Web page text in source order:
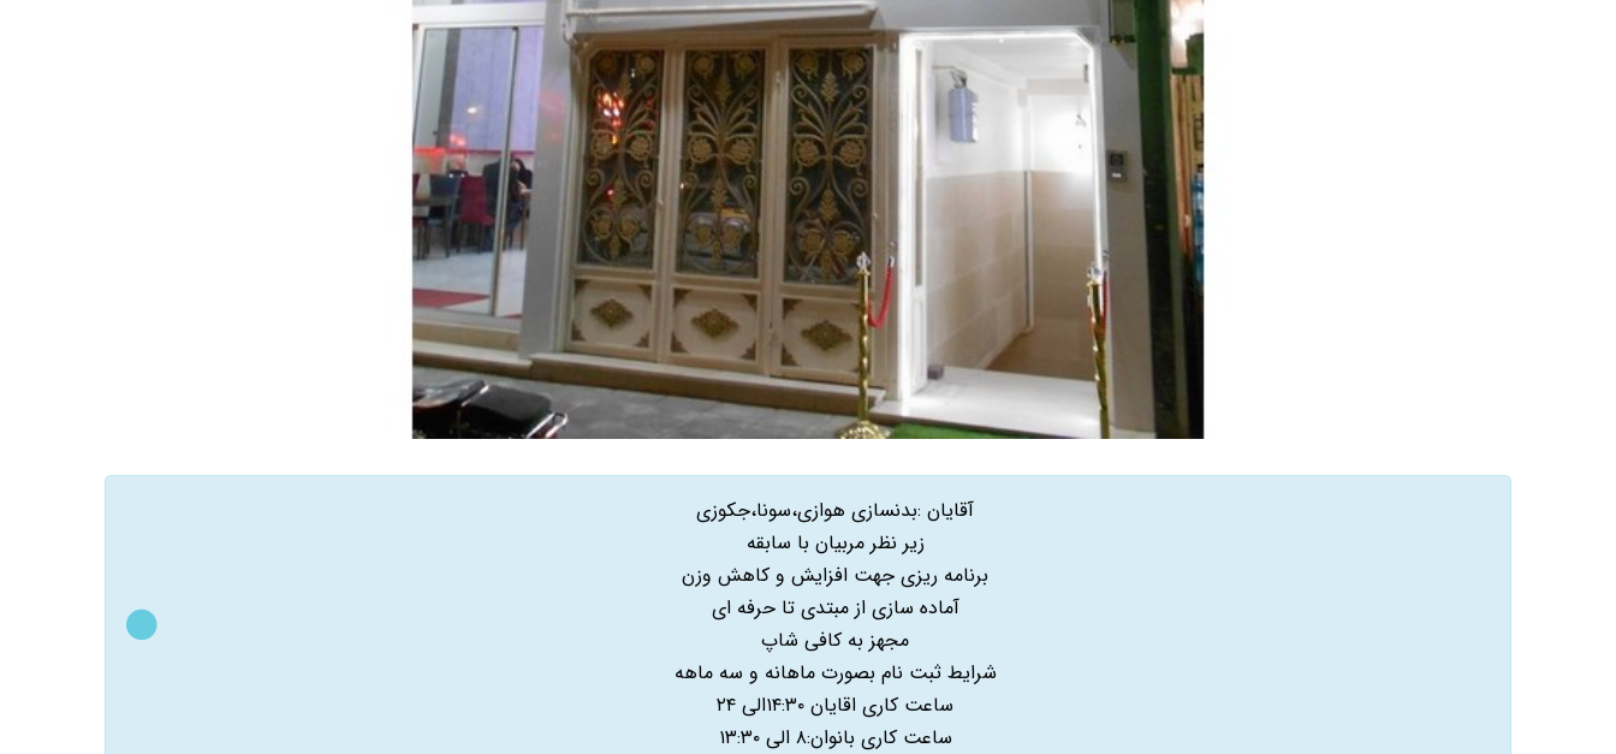
آقایان :بدنسازی هوازی،سونا،جکوزی
زیر نظر مربیان با سابقه
برنامه ریزی جهت افزایش و کاهش وزن
آماده سازی از مبتدی تا حرفه ای
مجهز به کافی شاپ
شرایط ثبت نام بصورت ماهانه و سه ماهه
ساعت کاری اقایان ۱۴:۳۰الی ۲۴
ساعت کاری بانوان:۸ الی ۱۳:۳۰